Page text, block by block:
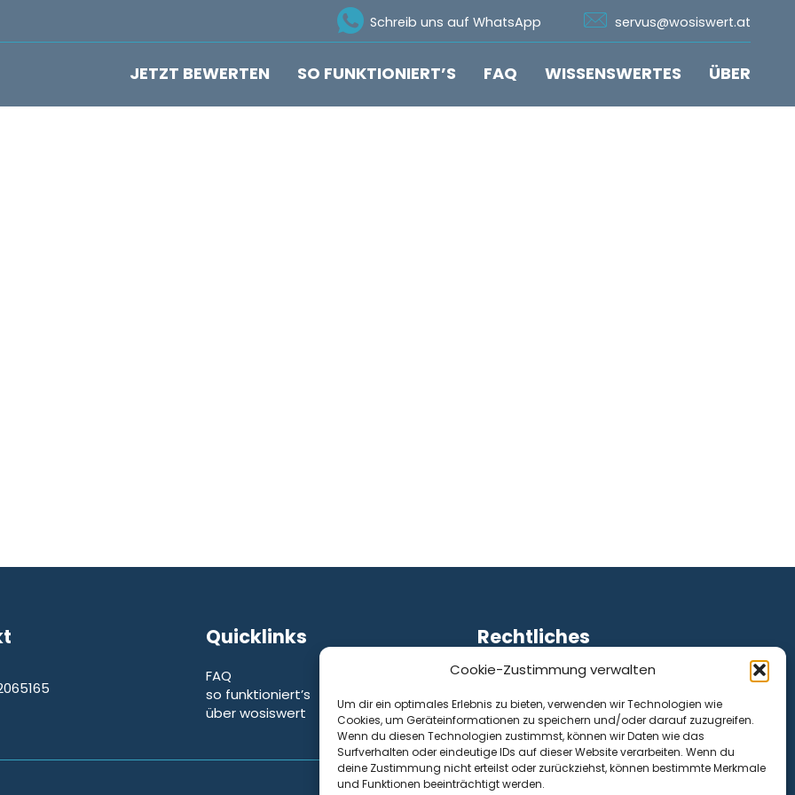
Cookie-Zustimmung verwalten
Um dir ein optimales Erlebnis zu bieten, verwenden wir Technologien wie
Cookies, um Geräteinformationen zu speichern und/oder darauf zuzugreifen.
Wenn du diesen Technologien zustimmst, können wir Daten wie das
Surfverhalten oder eindeutige IDs auf dieser Website verarbeiten. Wenn du
deine Zustimmung nicht erteilst oder zurückziehst, können bestimmte Merkmale
und Funktionen beeinträchtigt werden.
Schreib uns auf WhatsApp
servus@wosiswert.at
JETZT BEWERTEN SO FUNKTIONIERT’S FAQ WISSENSWERTES ÜBER
Quicklinks
FAQ
so funktioniert’s
über wosiswert
Rechtliches
Impressum
Cookie-Richtlinie (EU)